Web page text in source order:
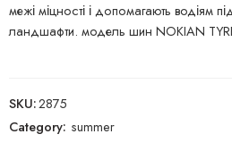
межі міцності і допомагають водіям
ландшафти. модель шин NOKIAN
SKU:2875
Category: summer